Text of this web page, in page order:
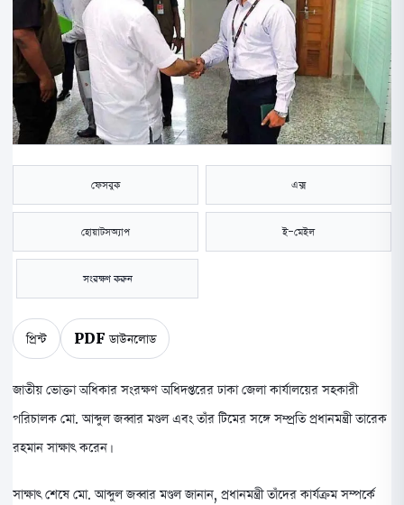
ফেসবুক এক্স
হোয়াটসঅ্যাপ ই-মেইল
সংরক্ষণ করুন
প্রিন্ট PDF ডাউনলোড
জাতীয় ভোক্তা অধিকার সংরক্ষণ অধিদপ্তরের ঢাকা জেলা কার্যালয়ের সহকারী
পরিচালক মো. আব্দুল জব্বার মণ্ডল এবং তাঁর টিমের সঙ্গে সম্প্রতি প্রধানমন্ত্রী তারেক
রহমান সাক্ষাৎ করেন।
সাক্ষাৎ শেষে মো. আব্দুল জব্বার মণ্ডল জানান, প্রধানমন্ত্রী তাঁদের কার্যক্রম সম্পর্কে